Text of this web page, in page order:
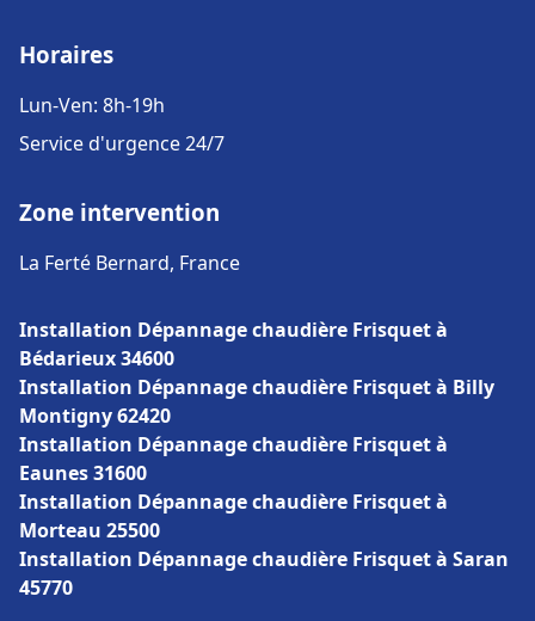
Horaires
Lun-Ven: 8h-19h
Service d'urgence 24/7
Zone intervention
La Ferté Bernard, France
Installation Dépannage chaudière Frisquet à
Bédarieux 34600
Installation Dépannage chaudière Frisquet à Billy
Montigny 62420
Installation Dépannage chaudière Frisquet à
Eaunes 31600
Installation Dépannage chaudière Frisquet à
Morteau 25500
Installation Dépannage chaudière Frisquet à Saran
45770